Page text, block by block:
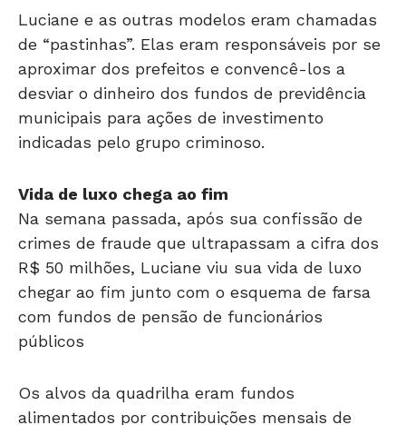
Luciane e as outras modelos eram chamadas
de “pastinhas”. Elas eram responsáveis por se
aproximar dos prefeitos e convencê-los a
desviar o dinheiro dos fundos de previdência
municipais para ações de investimento
indicadas pelo grupo criminoso.
Vida de luxo chega ao fim
Na semana passada, após sua confissão de
crimes de fraude que ultrapassam a cifra dos
R$ 50 milhões, Luciane viu sua vida de luxo
chegar ao fim junto com o esquema de farsa
com fundos de pensão de funcionários
públicos
Os alvos da quadrilha eram fundos
alimentados por contribuições mensais de